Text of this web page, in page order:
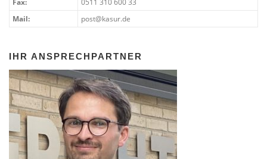
Mail:
post@kasur.de
IHR ANSPRECHPARTNER